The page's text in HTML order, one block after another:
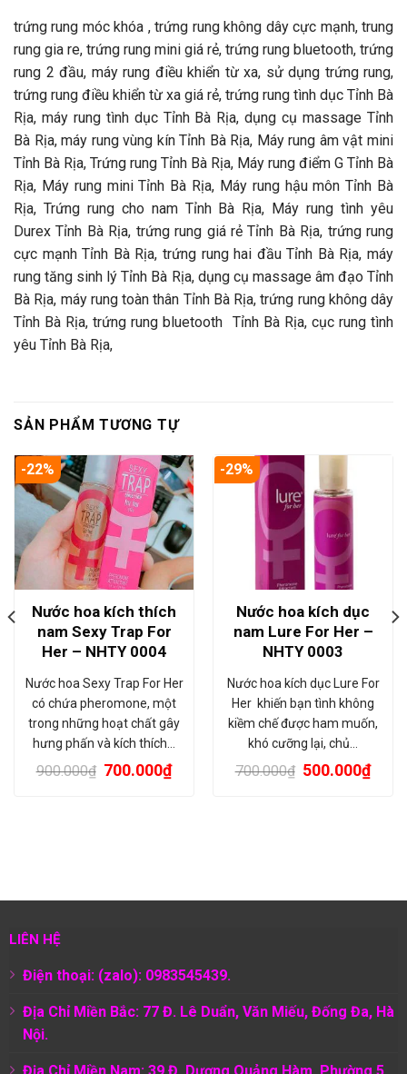
trứng rung móc khóa , trứng rung không dây cực mạnh, trung
rung gia re, trứng rung mini giá rẻ, trứng rung bluetooth, trứng
rung 2 đầu, máy rung điều khiển từ xa, sử dụng trứng rung,
trứng rung điều khiển từ xa giá rẻ, trứng rung tình dục Tỉnh Bà
Rịa, máy rung tình dục Tỉnh Bà Rịa, dụng cụ massage Tỉnh
Bà Rịa, máy rung vùng kín Tỉnh Bà Rịa, Máy rung âm vật mini
Tỉnh Bà Rịa, Trứng rung Tỉnh Bà Rịa, Máy rung điểm G Tỉnh Bà
Rịa, Máy rung mini Tỉnh Bà Rịa, Máy rung hậu môn Tỉnh Bà
Rịa, Trứng rung cho nam Tỉnh Bà Rịa, Máy rung tình yêu
Durex Tỉnh Bà Rịa, trứng rung giá rẻ Tỉnh Bà Rịa, trứng rung
cực mạnh Tỉnh Bà Rịa, trứng rung hai đầu Tỉnh Bà Rịa, máy
rung tăng sinh lý Tỉnh Bà Rịa, dụng cụ massage âm đạo Tỉnh
Bà Rịa, máy rung toàn thân Tỉnh Bà Rịa, trứng rung không dây
Tỉnh Bà Rịa, trứng rung bluetooth Tỉnh Bà Rịa, cục rung tình
yêu Tỉnh Bà Rịa,
SẢN PHẨM TƯƠNG TỰ
-22%
Nước hoa kích thích
nam Sexy Trap For
Her – NHTY 0004
Nước hoa Sexy Trap For Her
có chứa pheromone, một
trong những hoạt chất gây
hưng phấn và kích thích…
900.000₫ 700.000₫
-29%
Nước hoa kích dục
nam Lure For Her –
NHTY 0003
Nước hoa kích dục Lure For
Her khiến bạn tình không
kiềm chế được ham muốn,
khó cưỡng lại, chủ…
700.000₫ 500.000₫
LIÊN HỆ
Điện thoại: (zalo): 0983545439.
Địa Chỉ Miền Bắc: 77 Đ. Lê Duẩn, Văn Miếu, Đống Đa, Hà
Nội.